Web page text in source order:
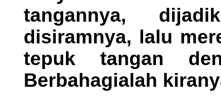
tangannya,
disiramnya, lalu
tepuk tangan
Berbahagialah